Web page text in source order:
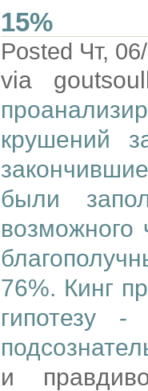
15%
Posted Чт,
via
крушений
были
возможного
76%. Кинг
гипотезу
и